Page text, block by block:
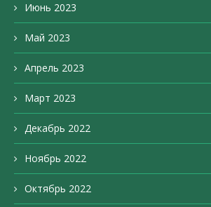
Июнь 2023
Май 2023
Апрель 2023
Март 2023
Декабрь 2022
Ноябрь 2022
Октябрь 2022